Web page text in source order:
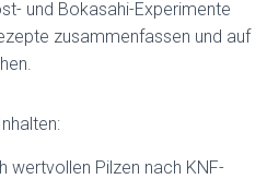
und Bokasahi-Experimente
zusammenfassen und auf
wertvollen Pilzen nach KNF-